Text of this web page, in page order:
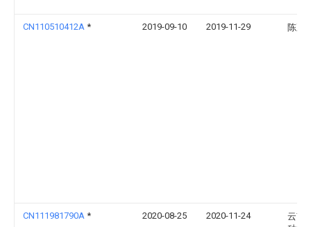
CN110510412A * 2019-09-10 2019-11-29 陈正
CN111981790A * 2020-08-25 2020-11-24
云南